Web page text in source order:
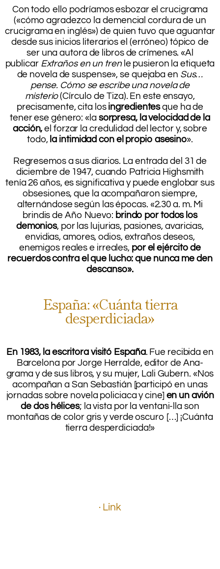
Con todo ello podríamos esbozar el crucigrama
(«cómo agradezco la demencial cordura de un
crucigrama en inglés») de quien tuvo que aguantar
desde sus inicios literarios el (erróneo) tópico de
ser una autora de libros de crímenes. «Al
publicar Extraños en un trenle pusieron la etiqueta
de novela de suspense», se quejaba en Sus…
pense. Cómo se escribe una novela de
misterio(Círculo de Tiza). En este ensayo,
precisamente, cita los ingredientesque ha de
tener ese género: «la sorpresa, la velocidad de la
acción,el forzar la credulidad del lector y, sobre
todo, la intimidad con el propio asesino».
Regresemos a sus diarios. La entrada del 31 de
diciembre de 1947, cuando Patricia Highsmith
tenía 26 años, es significativa y puede englobar sus
obsesiones, que la acompañaron siempre,
alternándose según las épocas. «2.30 a. m. Mi
brindis de Año Nuevo: brindo por todos los
demonios, por las lujurias, pasiones, avaricias,
envidias, amores, odios, extraños deseos,
enemigos reales e irreales, por el ejército de
recuerdos contra el que lucho: que nunca me den
descanso».
España: «Cuánta tierra
desperdiciada»
En 1983, la escritora visitó España. Fue recibida en
Barcelona por Jorge Herralde, editor de Ana-
grama y de sus libros, y su mujer, Lali Gubern. «Nos
acompañan a San Sebastián [participó en unas
jornadas sobre novela policiaca y cine] en un avión
de dos hélices; la vista por la ventani-lla son
montañas de color gris y verde oscuro […] ¡Cuánta
tierra desperdiciada!»
· Link